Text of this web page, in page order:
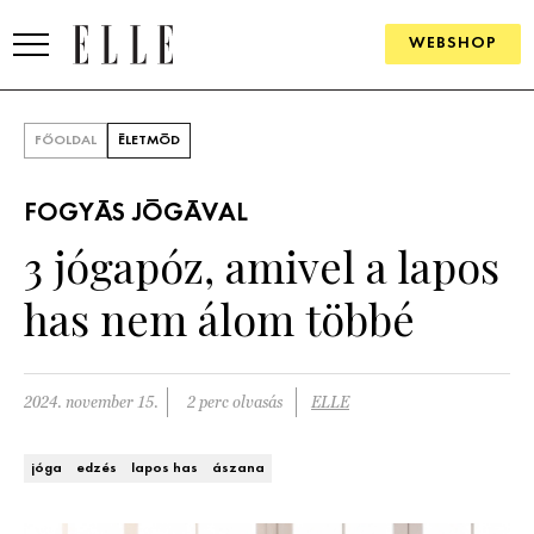
WEBSHOP
SZÉPSÉG
PSZICHÉ
ÉLETMÓD
FŐOLDAL ÉLETMÓD
FOGYÁS JÓGÁVAL
3 jógapóz, amivel a lapos
has nem álom többé
2024. november 15. 2 perc olvasás ELLE
jóga edzés lapos has ászana